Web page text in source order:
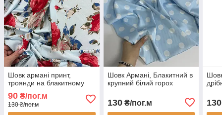
Шовк армані принт,
троянди на блакитному
90 ₴/пог.м
130 ₴/пог.м
Шовк Армані, Блакитний в
крупний білий горох
130₴/пог.м 130